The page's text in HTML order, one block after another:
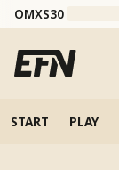
OMXS30
START PLAY